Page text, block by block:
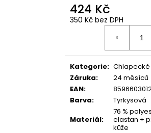
424 Kč
350 Kč bez DPH
Kategorie: Chlapecké
Záruka:
24 měsíců
EAN:
Barva:
Tyrkysová
Materiál:
76 %
elastan +
kůže